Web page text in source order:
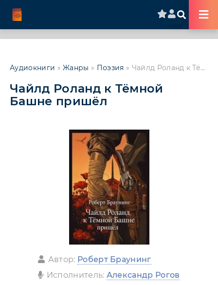
Аудиокниги »Жанры » Поэзия » Чайлд Роланд к Тёмной Башне пришёл
Чайлд Роланд к Тёмной
Башне пришёл
Автор: Роберт Браунинг
Исполнитель: Александр Рогов